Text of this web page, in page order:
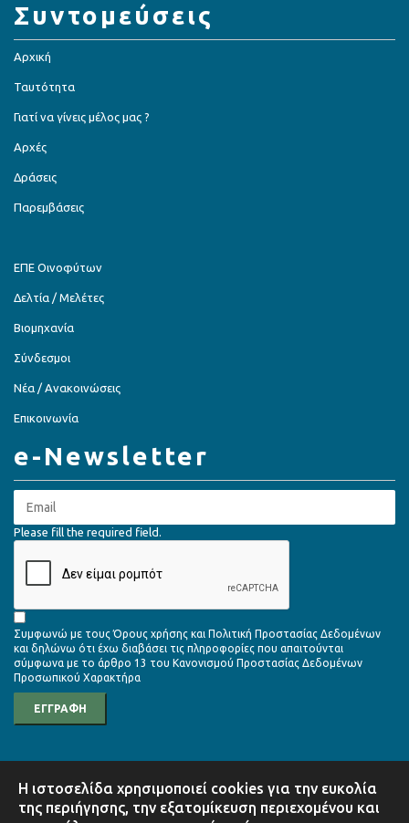
Συντομεύσεις
Αρχική
Ταυτότητα
Γιατί να γίνεις μέλος μας ?
Αρχές
Δράσεις
Παρεμβάσεις
ΕΠΕ Οινοφύτων
Δελτία / Μελέτες
Βιομηχανία
Σύνδεσμοι
Νέα / Ανακοινώσεις
Επικοινωνία
e-Newsletter
Please fill the required field.
Συμφωνώ με τουςΌρους χρήσης και Πολιτική Προστασίας Δεδομένων
και δηλώνω ότι έχω διαβάσει τις πληροφορίες που απαιτούνται
σύμφωνα με το άρθρο 13 του Κανονισμού Προστασίας Δεδομένων
Προσωπικού Χαρακτήρα
ΕΓΓΡΑΦΗ
© 2026 Σύνδεσμος Βιομηχανιών Στερεάς Ελλάδας | Design by
Η ιστοσελίδα χρησιμοποιεί cookies για την ευκολία
της περιήγησης, την εξατομίκευση περιεχομένου και